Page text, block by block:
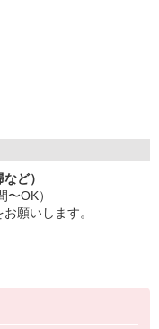
を経営しているゼンシ
んか？
ど）
OK）
願いします。